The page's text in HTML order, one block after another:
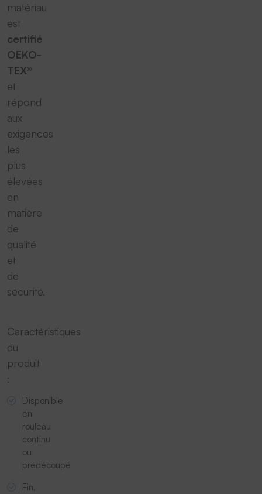
matériau
est
certifié
OEKO-
TEX®
et
répond
aux
exigences
les
plus
élevées
en
matière
de
qualité
et
de
sécurité.
Caractéristiques
du
produit
:
Disponible
en
rouleau
continu
ou
prédécoupé
Fin,